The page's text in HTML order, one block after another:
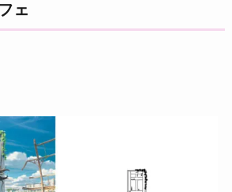
ェ